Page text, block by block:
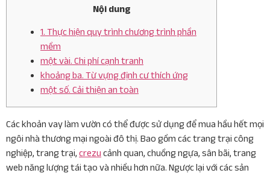
Nội dung
1. Thực hiện quy trình chương trình phần
mềm
một vài. Chi phí cạnh tranh
khoảng ba. Từ vựng định cư thích ứng
một số. Cải thiện an toàn
Các khoản vay làm vườn có thể được sử dụng để mua hầu hết mọi
ngôi nhà thương mại ngoài đô thị. Bao gồm các trang trại công
nghiệp, trang trại, crezu cảnh quan, chuồng ngựa, sân bãi, trang
web năng lượng tái tạo và nhiều hơn nữa. Ngược lại với các sản